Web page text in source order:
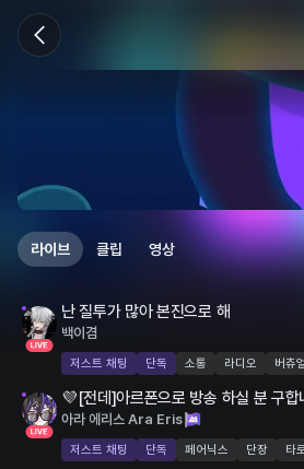
라이브 클립 영상
LIVE 6명
난 질투가 많아 본진으로 해
백이겸
저스트 채팅 단독 소통 라디오 버츄얼
LIVE 69명
💜[전데]아르폰으로 방송 하실 분 구
아라 에리스 Ara Eris
저스트 채팅 단독 페어닉스 단장 타